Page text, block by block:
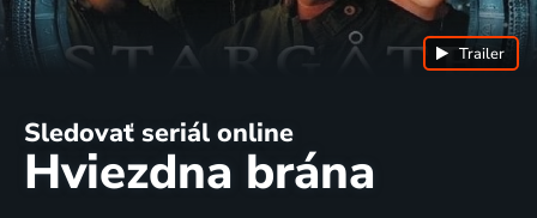
Sledovať seriál online
Hviezdna brána
Trailer